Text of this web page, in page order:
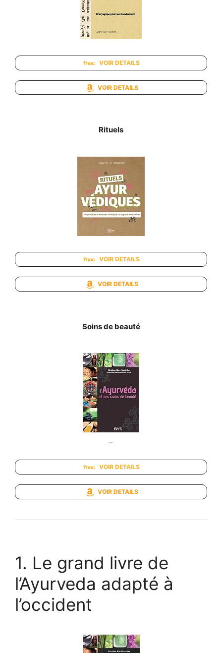
VOIR DETAILS
VOIR DETAILS
Rituels
VOIR DETAILS
VOIR DETAILS
Soins de beauté
–
VOIR DETAILS
VOIR DETAILS
1. Le grand livre de
l’Ayurveda adapté à
l’occident